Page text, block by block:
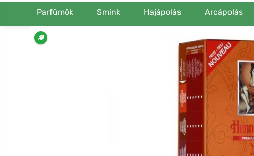
Parfümök Smink Hajápolás Arcápolás